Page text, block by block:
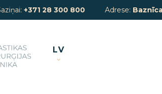
+371 28 300 800 Adrese:
LV